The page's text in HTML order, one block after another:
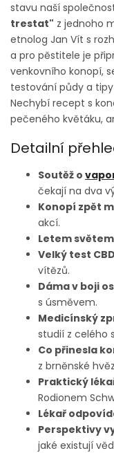
stavu naší
trestat" z jednoho
etnolog Jan Vít s
a pro pěstitele je
venkovního konopí,
testování půdy a
Nechybí recept s
pečeného květáku,
Detailní
Soutěž o
čekají na dva
Konopí zpět
akcí.
Letem světem
Velký test
vítězů.
Dáma v boji
s úsměvem.
Medicínský
studií z celého
Co přinesla
z brněnské
Praktický
Rodionem
Lékař
Perspektivy
jaké existují